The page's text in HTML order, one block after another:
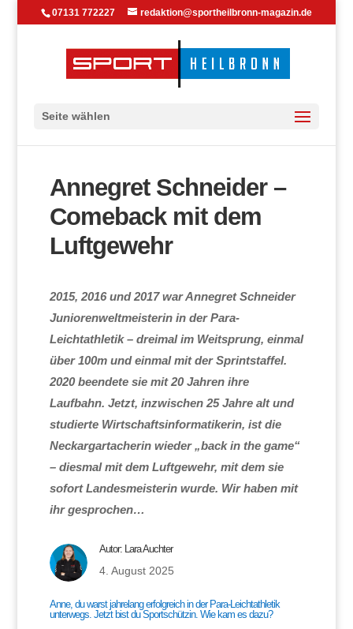
07131 772227 redaktion@sportheilbronn-magazin.de
Seite wählen
Annegret Schneider –
Comeback mit dem
Luftgewehr
2015, 2016 und 2017 war Annegret Schneider
Juniorenweltmeisterin in der Para-
Leichtathletik – dreimal im Weitsprung, einmal
über 100m und einmal mit der Sprintstaffel.
2020 beendete sie mit 20 Jahren ihre
Laufbahn. Jetzt, inzwischen 25 Jahre alt und
studierte Wirtschaftsinformatikerin, ist die
Neckargartacherin wieder „back in the game“
– diesmal mit dem Luftgewehr, mit dem sie
sofort Landesmeisterin wurde. Wir haben mit
ihr gesprochen…
Autor: Lara Auchter
4. August 2025
Anne, du warst jahrelang erfolgreich in der Para-Leichtathletik
unterwegs. Jetzt bist du Sportschützin. Wie kam es dazu?